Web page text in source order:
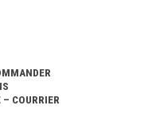
COURRIER